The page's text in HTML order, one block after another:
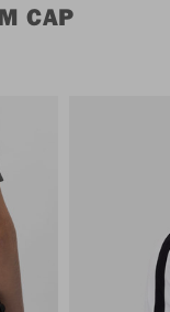
CAP